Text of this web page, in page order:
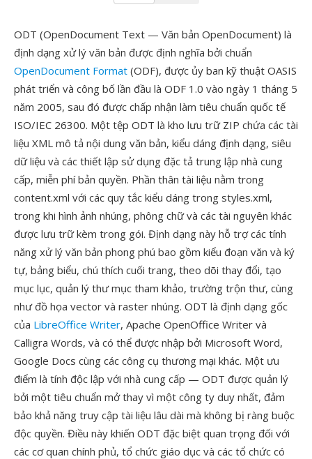
ODT (OpenDocument Text — Văn bản OpenDocument) là
định dạng xử lý văn bản được định nghĩa bởi chuẩn
OpenDocument Format (ODF), được ủy ban kỹ thuật OASIS
phát triển và công bố lần đầu là ODF 1.0 vào ngày 1 tháng 5
năm 2005, sau đó được chấp nhận làm tiêu chuẩn quốc tế
ISO/IEC 26300. Một tệp ODT là kho lưu trữ ZIP chứa các tài
liệu XML mô tả nội dung văn bản, kiểu dáng định dạng, siêu
dữ liệu và các thiết lập sử dụng đặc tả trung lập nhà cung
cấp, miễn phí bản quyền. Phần thân tài liệu nằm trong
content.xml với các quy tắc kiểu dáng trong styles.xml,
trong khi hình ảnh nhúng, phông chữ và các tài nguyên khác
được lưu trữ kèm trong gói. Định dạng này hỗ trợ các tính
năng xử lý văn bản phong phú bao gồm kiểu đoạn văn và ký
tự, bảng biểu, chú thích cuối trang, theo dõi thay đổi, tạo
mục lục, quản lý thư mục tham khảo, trường trộn thư, cùng
như đồ họa vector và raster nhúng. ODT là định dạng gốc
của LibreOffice Writer, Apache OpenOffice Writer và
Calligra Words, và có thể được nhập bởi Microsoft Word,
Google Docs cùng các công cụ thương mại khác. Một ưu
điểm là tính độc lập với nhà cung cấp — ODT được quản lý
bởi một tiêu chuẩn mở thay vì một công ty duy nhất, đảm
bảo khả năng truy cập tài liệu lâu dài mà không bị ràng buộc
độc quyền. Điều này khiến ODT đặc biệt quan trọng đối với
các cơ quan chính phủ, tổ chức giáo dục và các tổ chức có